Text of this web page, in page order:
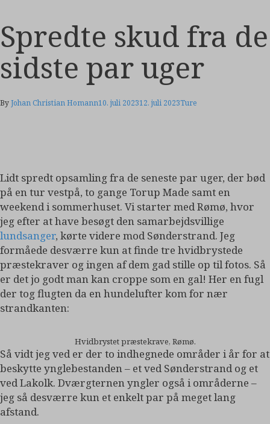
Spredte skud fra de
sidste par uger
ByJohan Christian Homann10. juli 202312. juli 2023Ture
Lidt spredt opsamling fra de seneste par uger, der bød
på en tur vestpå, to gange Torup Made samt en
weekend i sommerhuset. Vi starter med Rømø, hvor
jeg efter at have besøgt den samarbejdsvillige
lundsanger, kørte videre mod Sønderstrand. Jeg
formåede desværre kun at finde tre hvidbrystede
præstekraver og ingen af dem gad stille op til fotos. Så
er det jo godt man kan croppe som en gal! Her en fugl
der tog flugten da en hundelufter kom for nær
strandkanten:
Hvidbrystet præstekrave, Rømø.
Så vidt jeg ved er der to indhegnede områder i år for at
beskytte ynglebestanden – et ved Sønderstrand og et
ved Lakolk. Dværgternen yngler også i områderne –
jeg så desværre kun et enkelt par på meget lang
afstand.